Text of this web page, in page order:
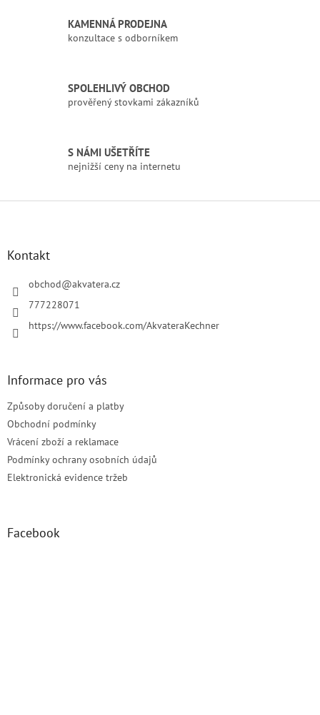
í
p
y
v
u
KAMENNÁ PRODEJNA
konzultace s odborníkem
SPOLEHLIVÝ OBCHOD
prověřený stovkami zákazníků
S NÁMI UŠETŘÍTE
nejnižší ceny na internetu
Z
Kontakt
obchod@akvatera.cz
777228071
https://www.facebook.com/AkvateraKechner
Informace pro vás
Způsoby doručení a platby
Obchodní podmínky
Vrácení zboží a reklamace
Podmínky ochrany osobních údajů
Elektronická evidence tržeb
Facebook